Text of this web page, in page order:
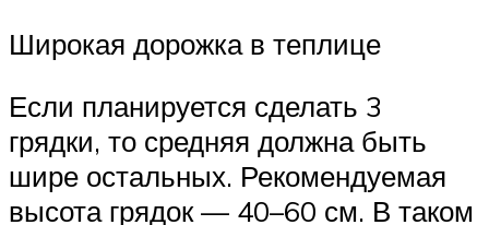
Широкая дорожка в теплице
Если планируется сделать 3
грядки, то средняя должна быть
шире остальных. Рекомендуемая
высота грядок — 40–60 см. В таком